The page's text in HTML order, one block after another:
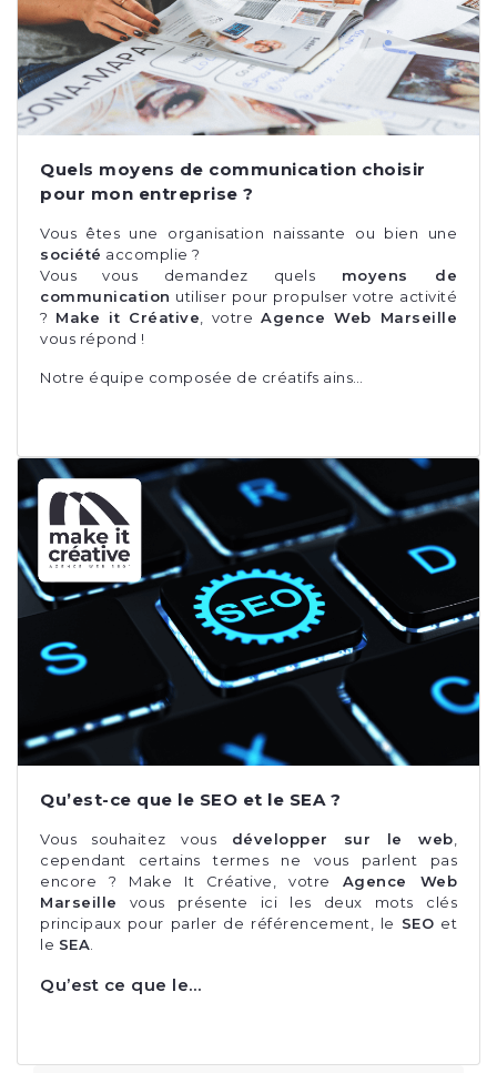
Quels moyens de communication choisir
pour mon entreprise ?
Vous êtes une organisation naissante ou bien une
société accomplie ?
Vous vous demandez quels moyens de
communication utiliser pour propulser votre activité
? Make it Créative , votreAgence Web Marseille
vous répond !
Notre équipe composée de créatifs ains…
Qu’est-ce que le SEO et le SEA ?
Vous souhaitez vous développer sur le web
cependant certains termes ne vous parlent pas
encore ? Make It Créative, votre Agence Web
Marseille vous présente ici les deux mots clés
principaux pour parler de référencement, le SEO et
le SEA
Qu’est ce que le…